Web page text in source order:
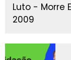
Luto - Morre
2009